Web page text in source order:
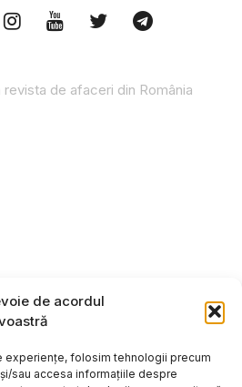
de acordul
experiențe, folosim tehnologii precum
sau accesa informațiile despre
de afaceri din România